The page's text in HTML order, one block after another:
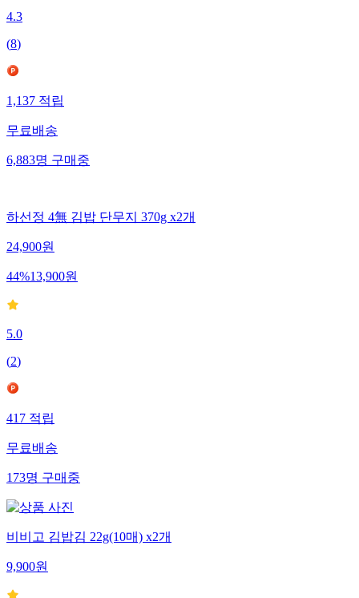
4.3
(8)
1,137적립
무료배송
6,883명구매중
하선정 4無 김밥 단무지 370g x2개
24,900원
44%13,900원
5.0
(2)
417적립
무료배송
173명구매중
비비고 김밥김 22g(10매) x2개
9,900원